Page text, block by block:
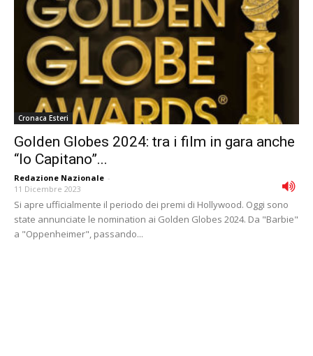
Cronaca Esteri
Golden Globes 2024: tra i film in gara anche
“Io Capitano”...
Redazione Nazionale -
11 Dicembre 2023
Si apre ufficialmente il periodo dei premi di Hollywood. Oggi sono
state annunciate le nomination ai Golden Globes 2024. Da "Barbie"
a "Oppenheimer", passando...